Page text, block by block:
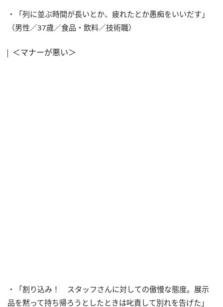
・「列に並ぶ時間が長いとか、疲れたとか愚痴をいいだす」
（男性／37歳／食品・飲料／技術職）
＜マナーが悪い＞
・「割り込み！ スタッフさんに対しての傲慢な態度。展示
品を黙って持ち帰ろうとしたときは叱責して別れを告げた」